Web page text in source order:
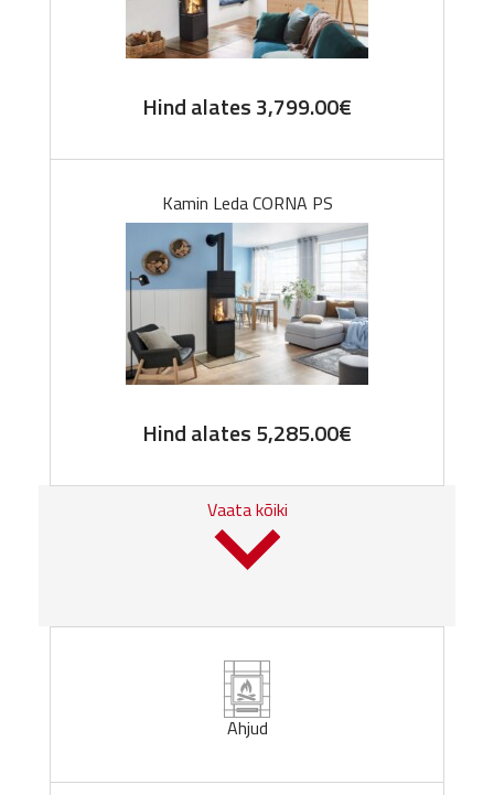
Hind alates3,799.00€
Kamin Leda CORNA PS
Hind alates5,285.00€
Vaata kõiki
Ahjud